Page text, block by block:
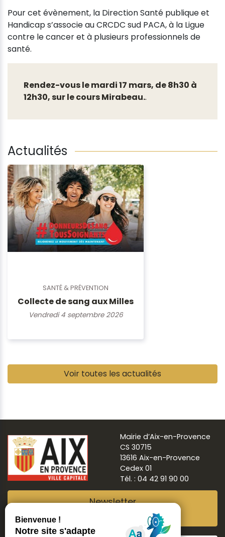
Pour cet évènement, la Direction Santé publique et
Handicap s’associe au CRCDC sud PACA, à la Ligue
contre le cancer et à plusieurs professionnels de
santé.
Rendez-vous le mardi 17 mars, de 8h30 à
12h30, sur le cours Mirabeau..
Actualités
SANTÉ & PRÉVENTION
Collecte de sang aux Milles
Vendredi 4 septembre 2026
Voir toutes les actualités
Mairie d’Aix-en-Provence
CS 30715
13616 Aix-en-Provence
Cedex 01
Tél. : 04 42 91 90 00
Newsletter